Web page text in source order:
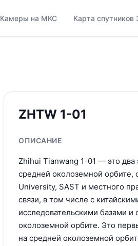
Камеры на МКС Карта спутников
ZHTW 1-01
ОПИСАНИЕ
Zhihui Tianwang 1-01 — это два
средней околоземной орбите,
University, SAST и местного
связи, в том числе с
исследовательскими базами и
околоземной орбите. Это
на средней околоземной